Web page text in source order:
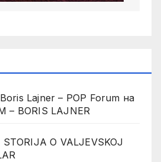
Lajner – POP Forum на
– BORIS LAJNER
STORIJA O VALJEVSKOJ